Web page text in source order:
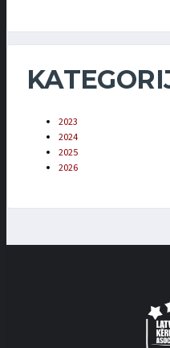
2023
2024
2025
2026